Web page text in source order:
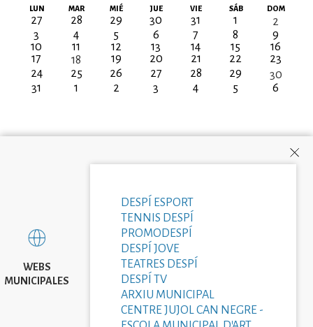
Paginación
LUN MAR MIÉ JUE VIE SÁB DOM
27 28 29 30 31 1
2
3
4 5 6 7 8
9
10
11 12 13 14 15
16
17
18 19 20 21 22
23
24
25 26 27 28 29
30
31
1 2 3 4 5 6
WEBS
MUNICIPALES
DESPÍ ESPORT
TENNIS DESPÍ
PROMODESPÍ
DESPÍ JOVE
TEATRES DESPÍ
DESPÍ TV
ARXIU MUNICIPAL
CENTRE JUJOL CAN NEGRE -